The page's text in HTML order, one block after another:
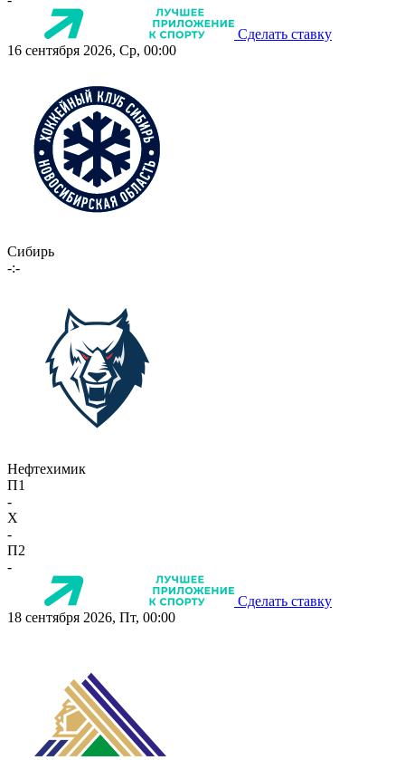
Сделать ставку
16 сентября 2026, Ср, 00:00
Сибирь
-:-
Нефтехимик
П1
-
X
-
П2
-
Сделать ставку
18 сентября 2026, Пт, 00:00